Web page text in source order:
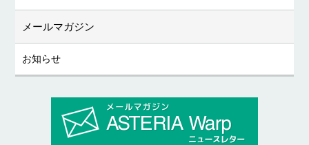
メールマガジン
お知らせ